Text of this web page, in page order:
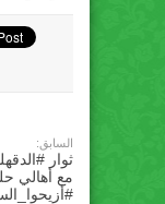
السابق:
ثوار
مع أهالي